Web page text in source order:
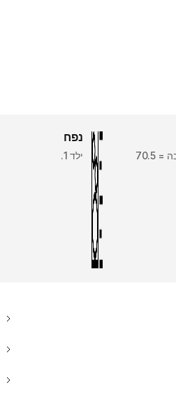
1.5 ק"ג. אורך * רוחב * גובה = 70.5‎
נפח
ילד 1.